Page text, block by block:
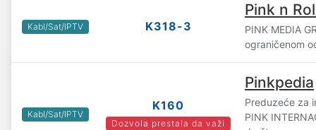
Kabl/Sat/IPTV K318-3
Pink n
PINK MEDIA
ograničenom
Kabl/Sat/IPTV
K160
Dozvola prestala da važi
Pinkpedia
Preduzeće za
PINK